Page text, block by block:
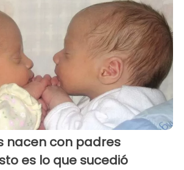
nacen con padres
es lo que sucedió